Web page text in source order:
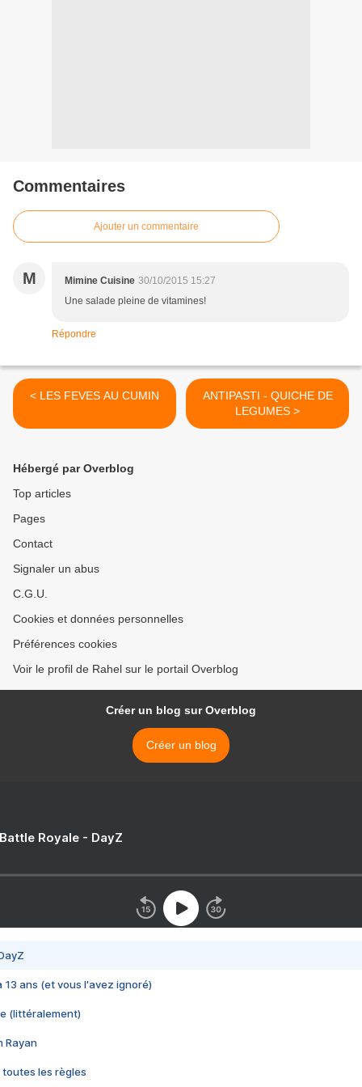
Commentaires
Ajouter un commentaire
M Mimine Cuisine 30/10/2015 15:27
Une salade pleine de vitamines!
Répondre
< LES FEVES AU CUMIN
ANTIPASTI - QUICHE DE
LEGUMES >
Hébergé par Overblog
Top articles
Pages
Contact
Signaler un abus
C.G.U.
Cookies et données personnelles
Préférences cookies
Voir le profil de Rahel sur le portail Overblog
Créer un blog sur Overblog
Créer un blog
Royale - DayZ
13 ans (et vous l'avez ignoré)
(littéralement)
Rayan
toutes les règles